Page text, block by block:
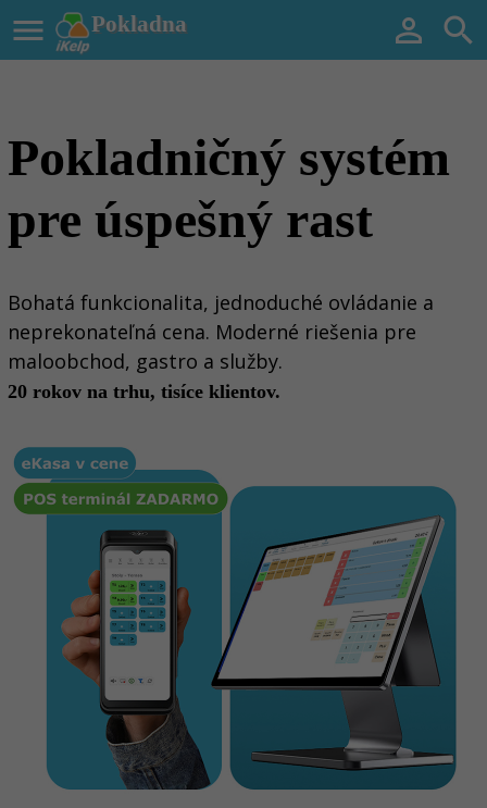
Pokladna
  
Pokladničný systém
pre úspešný rast
Bohatá funkcionalita, jednoduché ovládanie a
neprekonateľná cena. Moderné riešenia pre
maloobchod, gastro a služby.
20 rokov na trhu, tisíce klientov.